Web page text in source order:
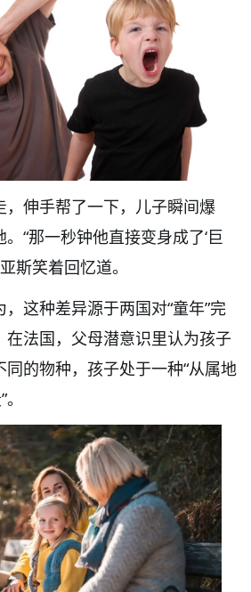
，伸手帮了一下，儿子瞬间爆
“那一秒钟他直接变身成了‘巨
斯笑着回忆道。
这种差异源于两国对“童年”完
在法国，父母潜意识里认为孩子
的物种，孩子处于一种“从属地